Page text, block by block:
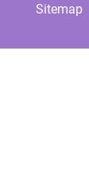
Sitemap